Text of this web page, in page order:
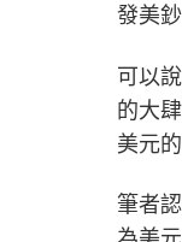
發美
可以
的大
美元
筆者